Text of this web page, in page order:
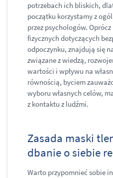
potrzebach ich bliskich,
początku korzystamy z
przez psychologów.
fizycznych dotyczących
odpoczynku, znajdują się
związane z wiedzą,
wartości i wpływu na
równością, byciem
wyboru własnych celów,
z kontaktu z ludźmi.
Zasada maski
dbanie o siebie
Warto przypomnieć sobie